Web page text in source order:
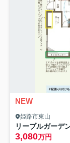
NEW
姫路市東山
リーブルガーデ
3,080万円